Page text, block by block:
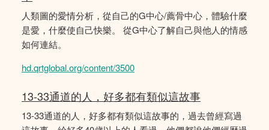
人類圖的愛情分析，從自己的G中心/薦骨中心，體驗什麼
是愛，什麼使自己快樂。 從G中心了解自己與他人的情感
如何連結。
hd.qrtglobal.org/content/3500
13-33通道的人，好多都有類似這故事
13-33通道的人，好多都有類似這故事的，過去曾經寫過